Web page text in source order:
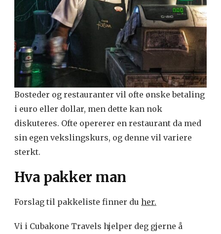
Bosteder og restauranter vil ofte ønske betaling
i euro eller dollar, men dette kan nok
diskuteres. Ofte opererer en restaurant da med
sin egen vekslingskurs, og denne vil variere
sterkt.
Hva pakker man
Forslag til pakkeliste finner du her.
Vi i Cubakone Travels hjelper deg gjerne å